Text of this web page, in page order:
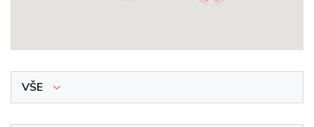
VŠE